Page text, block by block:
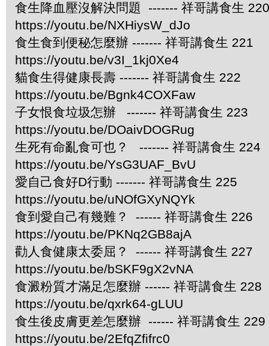
食生降血壓沒解決問題 ------- 祥哥講食生 220
https://youtu.be/NXHiysW_dJo
食生食到便秘怎麼辦 ------- 祥哥講食生 221
https://youtu.be/v3I_1kj0Xe4
貓食生得健康長壽 ------- 祥哥講食生 222
https://youtu.be/Bgnk4COXFaw
子女恨食垃圾怎辦 ------- 祥哥講食生 223
https://youtu.be/DOaivDOGRug
生死有命亂食可也？ ------- 祥哥講食生 224
https://youtu.be/YsG3UAF_BvU
愛自己食好D行動 ------- 祥哥講食生 225
https://youtu.be/uNOfGXyNQYk
食到愛自己有幾難？ ------ 祥哥講食生 226
https://youtu.be/PKNq2GB8ajA
勸人食健康太委屈？ ------ 祥哥講食生 227
https://youtu.be/bSKF9gX2vNA
食澱粉質才滿足怎麼辦 ------ 祥哥講食生 228
https://youtu.be/qxrk64-gLUU
食生後皮膚更差怎麼辦 ------ 祥哥講食生 229
https://youtu.be/2EfqZfifrc0